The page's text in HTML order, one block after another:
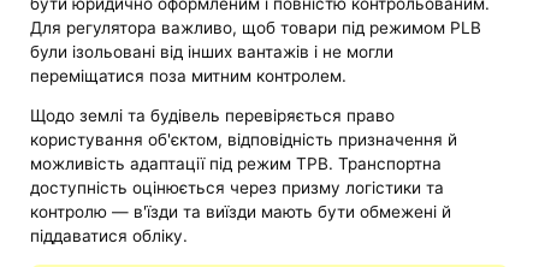
Для регулятора важливо, щоб товари під режимом PLB
були ізольовані від інших вантажів і не могли
переміщатися поза митним контролем.
Щодо землі та будівель перевіряється право
користування об'єктом, відповідність призначення й
можливість адаптації під режим TPB. Транспортна
доступність оцінюється через призму логістики та
контролю — в'їзди та виїзди мають бути обмежені й
піддаватися обліку.